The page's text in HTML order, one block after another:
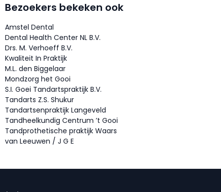
Bezoekers bekeken ook
Amstel Dental
Dental Health Center NL B.V.
Drs. M. Verhoeff B.V.
Kwaliteit In Praktijk
M.L. den Biggelaar
Mondzorg het Gooi
S.I. Goei Tandartspraktijk B.V.
Tandarts Z.S. Shukur
Tandartsenpraktijk Langeveld
Tandheelkundig Centrum ’t Gooi
Tandprothetische praktijk Waars
van Leeuwen / J G E